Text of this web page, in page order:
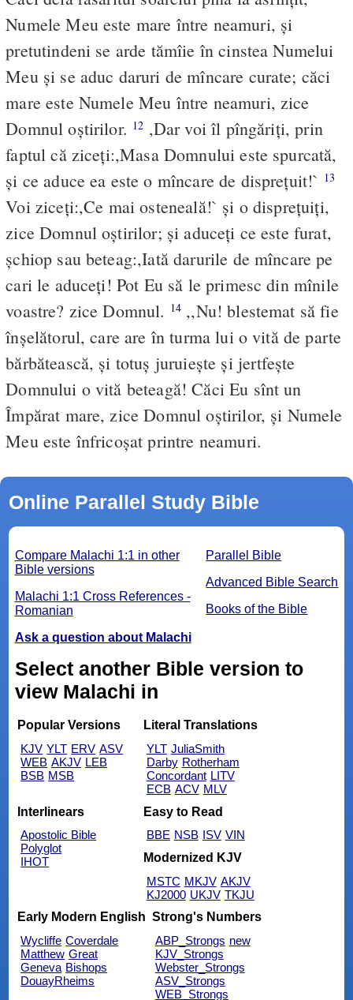
Numele Meu este mare între neamuri, şi
pretutindeni se arde tămîie în cinstea Numelui
Meu şi se aduc daruri de mîncare curate; căci
mare este Numele Meu între neamuri, zice
Domnul oştirilor. 12 ,Dar voi îl pîngăriţi, prin
faptul că ziceţi:,Masa Domnului este spurcată,
şi ce aduce ea este o mîncare de dispreţuit!` 13
Voi ziceţi:,Ce mai osteneală!` şi o dispreţuiţi,
zice Domnul oştirilor; şi aduceţi ce este furat,
şchiop sau beteag:,Iată darurile de mîncare pe
cari le aduceţi! Pot Eu să le primesc din mînile
voastre? zice Domnul. 14 ,,Nu! blestemat să fie
înşelătorul, care are în turma lui o vită de parte
bărbătească, şi totuş juruieşte şi jertfeşte
Domnului o vită beteagă! Căci Eu sînt un
Împărat mare, zice Domnul oştirilor, şi Numele
Meu este înfricoşat printre neamuri.
Online Parallel Study Bible
Parallel Bible
Advanced Bible Search
Books of the Bible
Compare Malachi 1:1 in other
Bible versions
Malachi 1:1 Cross References -
Romanian
Ask a question about Malachi
Select another Bible version to
view Malachi in
Popular Versions
KJV YLT ERV ASV
WEB AKJV LEB
BSB MSB
Literal Translations
YLT JuliaSmith
Darby Rotherham
Concordant LITV
ECB ACV MLV
Interlinears
Apostolic Bible
Polyglot
IHOT
Easy to Read
BBE NSB ISV VIN
Modernized KJV
MSTC MKJV AKJV
KJ2000 UKJV TKJU
Early Modern English
Wycliffe Coverdale
Matthew Great
Geneva Bishops
DouayRheims
Strong's Numbers
ABP_Strongs new
KJV_Strongs
Webster_Strongs
ASV_Strongs
WEB_Strongs